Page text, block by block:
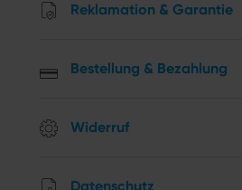
Reklamation & Garantie
Bestellung & Bezahlung
Widerruf
Datenschutz